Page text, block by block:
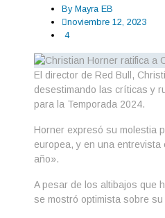
By Mayra EB
noviembre 12, 2023
4
El director de Red Bull,
desestimando las críticas y
para la Temporada 2024.
Horner expresó su molestia
europea, y en una entrevista
año».
A pesar de los altibajos que
se mostró optimista sobre